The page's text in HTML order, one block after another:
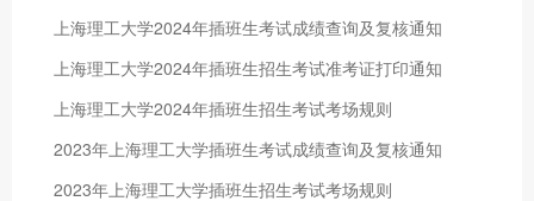
上海理工大学2024年插班生考试成绩查询及复核通知
上海理工大学2024年插班生招生考试准考证打印通知
上海理工大学2024年插班生招生考试考场规则
2023年上海理工大学插班生考试成绩查询及复核通知
2023年上海理工大学插班生招生考试考场规则